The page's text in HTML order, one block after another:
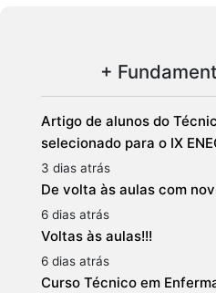
+
Artigo de alunos do
selecionado para o IX
3 dias atrás
De volta às aulas com
6 dias atrás
Voltas às aulas!!!
6 dias atrás
Curso Técnico em